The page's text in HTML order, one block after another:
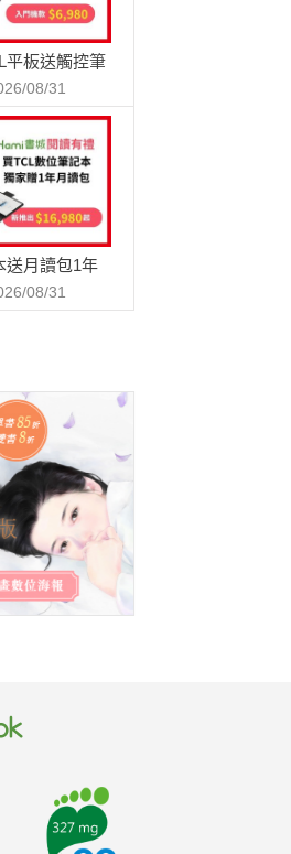
平板送觸控筆
08/31
送月讀包1年
08/31